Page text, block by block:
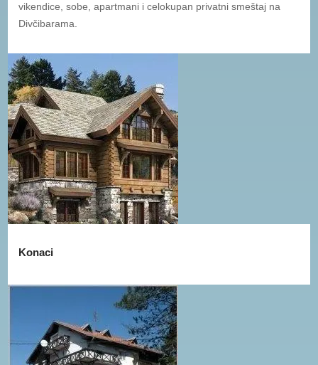
vikendice, sobe, apartmani i celokupan privatni smeštaj na
Divčibarama.
Konaci